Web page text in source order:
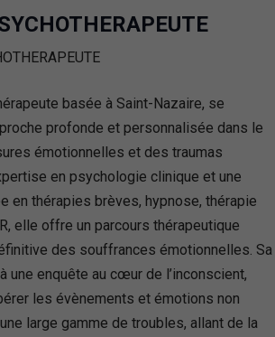
basée à Saint-Nazaire, se
profonde et personnalisée dans le
émotionnelles et des traumas
en psychologie clinique et une
en thérapies brèves, hypnose, thérapie
elle offre un parcours thérapeutique
des souffrances émotionnelles. Sa
une enquête au cœur de l’inconscient,
les évènements et émotions non
large gamme de troubles, allant de la